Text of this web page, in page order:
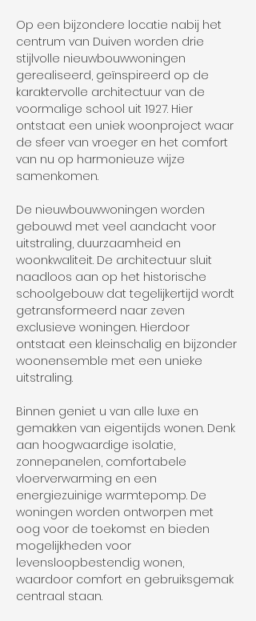
Op een bijzondere locatie nabij het
centrum van Duiven worden drie
stijlvolle nieuwbouwwoningen
gerealiseerd, geïnspireerd op de
karaktervolle architectuur van de
voormalige school uit 1927. Hier
ontstaat een uniek woonproject waar
de sfeer van vroeger en het comfort
van nu op harmonieuze wijze
samenkomen.
De nieuwbouwwoningen worden
gebouwd met veel aandacht voor
uitstraling, duurzaamheid en
woonkwaliteit. De architectuur sluit
naadloos aan op het historische
schoolgebouw dat tegelijkertijd wordt
getransformeerd naar zeven
exclusieve woningen. Hierdoor
ontstaat een kleinschalig en bijzonder
woonensemble met een unieke
uitstraling.
Binnen geniet u van alle luxe en
gemakken van eigentijds wonen. Denk
aan hoogwaardige isolatie,
zonnepanelen, comfortabele
vloerverwarming en een
energiezuinige warmtepomp. De
woningen worden ontworpen met
oog voor de toekomst en bieden
mogelijkheden voor
levensloopbestendig wonen,
waardoor comfort en gebruiksgemak
centraal staan.